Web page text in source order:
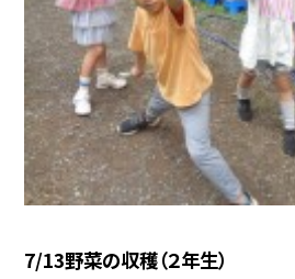
7/13野菜の収穫（２年生）